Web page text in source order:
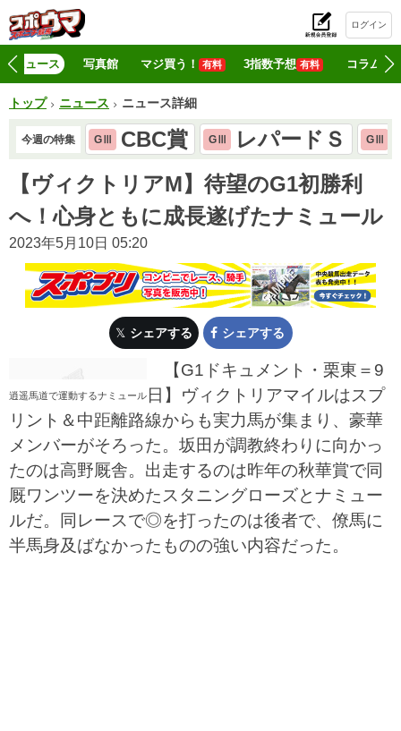
ログイン
ニュース 写真館 マジ買う！ 有料 3指数予想 有料 コラム
トップ ニュース ニュース詳細
今週の特集 GⅢ CBC賞 GⅢ レパードＳ GⅢ
【ヴィクトリアM】待望のG1初勝利
へ！心身ともに成長遂げたナミュール
2023年5月10日 05:20
シェアする シェアする
逍遥馬道で運動するナミュール
【G1ドキュメント・栗東＝9
日】ヴィクトリアマイルはスプ
リント＆中距離路線からも実力馬が集まり、豪華
メンバーがそろった。坂田が調教終わりに向かっ
たのは高野厩舎。出走するのは昨年の秋華賞で同
厩ワンツーを決めたスタニングローズとナミュー
ルだ。同レースで◎を打ったのは後者で、僚馬に
半馬身及ばなかったものの強い内容だった。